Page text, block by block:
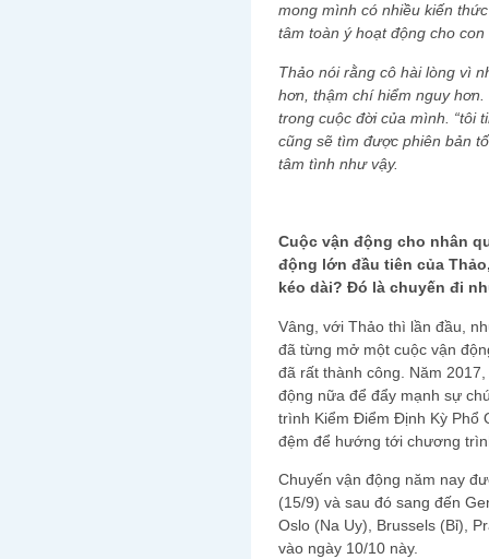
mong mình có nhiều kiến
tâm toàn ý hoạt động cho
Thảo nói rằng cô hài lòng vì
hơn, thậm chí hiểm nguy
trong cuộc đời của mình. “tôi
cũng sẽ tìm được phiên bản
tâm tình như vậy.
Cuộc vận động cho nhân
động lớn đầu tiên của
kéo dài? Đó là chuyến đi
Vâng, với Thảo thì lần đầu,
đã từng mở một cuộc vận
đã rất thành công. Năm
động nữa để đẩy mạnh sự
trình Kiểm Điểm Định Kỳ Phổ
đệm để hướng tới chương
Chuyến vận động năm nay
(15/9) và sau đó sang đến
Oslo (Na Uy), Brussels (Bỉ),
vào ngày 10/10 này.